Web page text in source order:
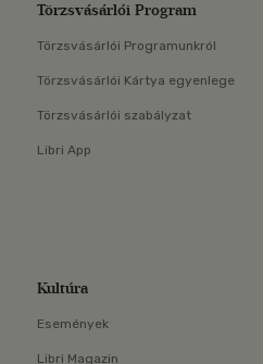
Törzsvásárlói Program
Törzsvásárlói Programunkról
Törzsvásárlói Kártya egyenlege
Törzsvásárlói szabályzat
Libri App
Kultúra
Események
Libri Magazin